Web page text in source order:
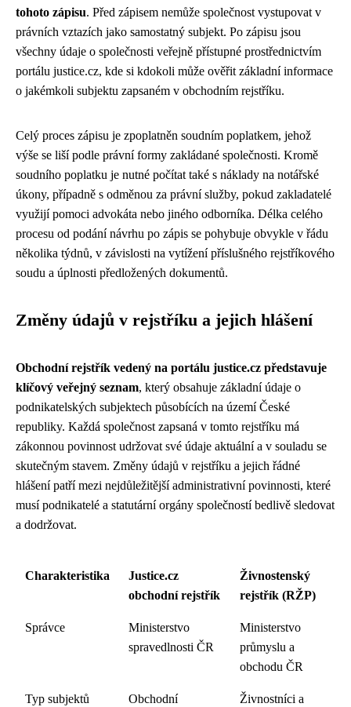
tohoto zápisu. Před zápisem nemůže společnost vystupovat v
právních vztazích jako samostatný subjekt. Po zápisu jsou
všechny údaje o společnosti veřejně přístupné prostřednictvím
portálu justice.cz, kde si kdokoli může ověřit základní informace
o jakémkoli subjektu zapsaném v obchodním rejstříku.
Celý proces zápisu je zpoplatněn soudním poplatkem, jehož
výše se liší podle právní formy zakládané společnosti. Kromě
soudního poplatku je nutné počítat také s náklady na notářské
úkony, případně s odměnou za právní služby, pokud zakladatelé
využijí pomoci advokáta nebo jiného odborníka. Délka celého
procesu od podání návrhu po zápis se pohybuje obvykle v řádu
několika týdnů, v závislosti na vytížení příslušného rejstříkového
soudu a úplnosti předložených dokumentů.
Změny údajů v rejstříku a jejich hlášení
Obchodní rejstřík vedený na portálu justice.cz představuje
klíčový veřejný seznam, který obsahuje základní údaje o
podnikatelských subjektech působících na území České
republiky. Každá společnost zapsaná v tomto rejstříku má
zákonnou povinnost udržovat své údaje aktuální a v souladu se
skutečným stavem. Změny údajů v rejstříku a jejich řádné
hlášení patří mezi nejdůležitější administrativní povinnosti, které
musí podnikatelé a statutární orgány společností bedlivě sledovat
a dodržovat.
Charakteristika
Justice.cz
obchodní rejstřík
Živnostenský
rejstřík (RŽP)
Správce
Ministerstvo
spravedlnosti ČR
Ministerstvo
průmyslu a
obchodu ČR
Typ subjektů
Obchodní
Živnostníci a